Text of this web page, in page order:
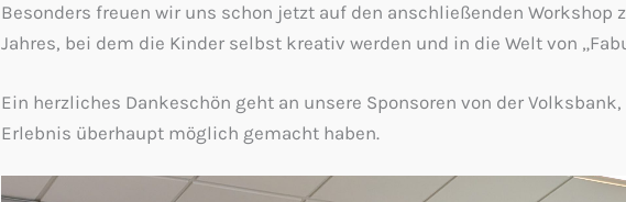
Besonders freuen wir uns schon jetzt auf den anschließenden Workshop
Jahres, bei dem die Kinder selbst kreativ werden und in die Welt von
Ein herzliches Dankeschön geht an unsere Sponsoren von der
Erlebnis überhaupt möglich gemacht haben.